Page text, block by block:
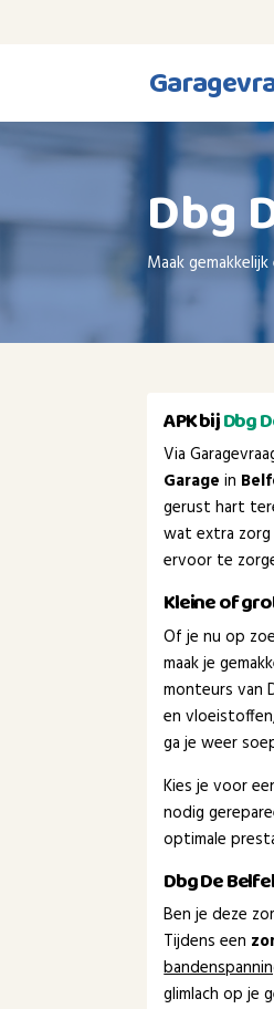
Dbg
Maak
APK bijDbg
Via
Garage in
gerust hart
wat extra zorg
ervoor te
Kleine of
Of je nu op
maak je
monteurs van
en
ga je weer
Kies je voor
nodig
optimale
Dbg De
Ben je deze
Tijdens een
glimlach op je